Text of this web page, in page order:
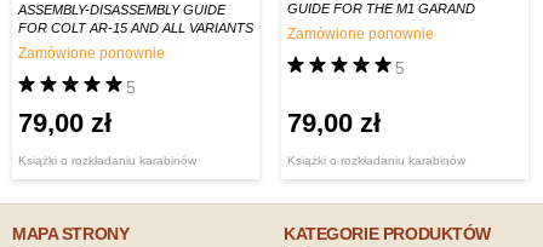
ASSEMBLY-DISASSEMBLY GUIDE
FOR COLT AR-15 AND ALL VARIANTS
Książki o rozkładaniu karabinów
5
Zamówione ponownie
79,00 zł
GUIDE FOR THE M1 GARAND
Książki o rozkładaniu karabinów
5
Zamówione ponownie
79,00 zł
MAPA STRONY KATEGORIE PRODUKTÓW